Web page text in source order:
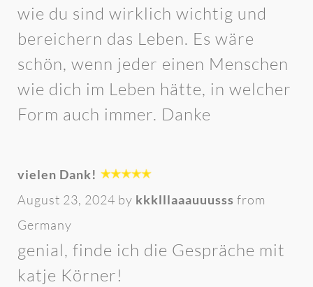
wie du sind wirklich wichtig und
bereichern das Leben. Es wäre
schön, wenn jeder einen Menschen
wie dich im Leben hätte, in welcher
Form auch immer. Danke
vielen Dank!
August 23, 2024 by kkklllaaauuusss from
Germany
genial, finde ich die Gespräche mit
katje Körner!